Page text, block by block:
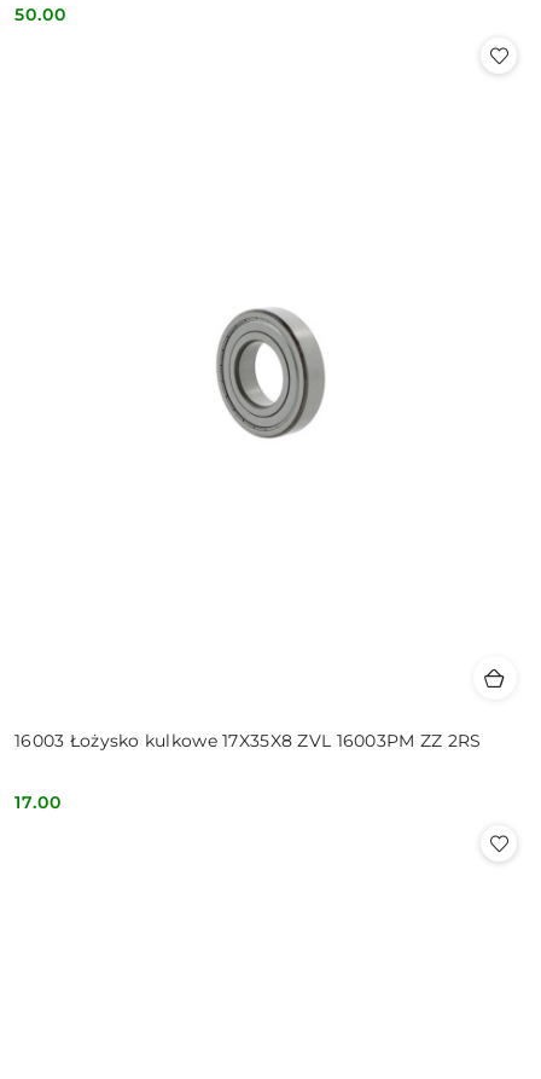
Cena:
50.00
16003 Łożysko kulkowe 17X35X8 ZVL 16003PM ZZ 2RS
Cena:
17.00